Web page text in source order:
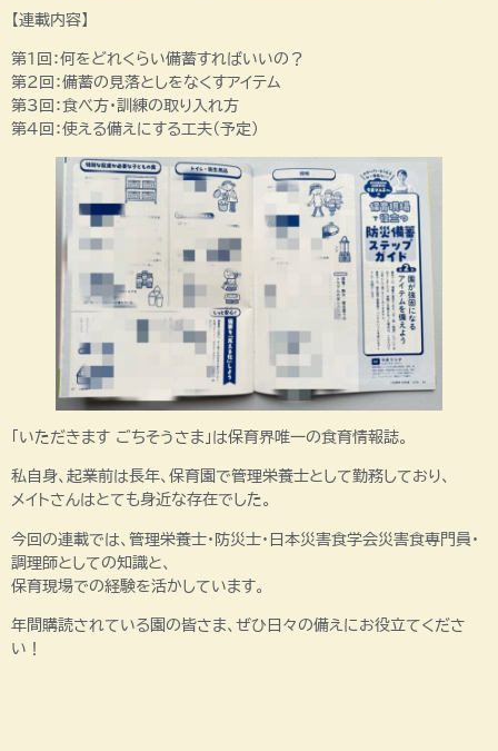
【連載内容】
第1回：何をどれくらい備蓄すればいいの？
第2回：備蓄の見落としをなくすアイテム
第3回：食べ方・訓練の取り入れ方
第4回：使える備えにする工夫（予定）
「いただきます ごちそうさま」は保育界唯一の食育情報誌。
私自身、起業前は長年、保育園で管理栄養士として勤務しており、
メイトさんはとても身近な存在でした。
今回の連載では、管理栄養士・防災士・日本災害食学会災害食専門員・
調理師としての知識と、
保育現場での経験を活かしています。
年間購読されている園の皆さま、ぜひ日々の備えにお役立てくださ
い！